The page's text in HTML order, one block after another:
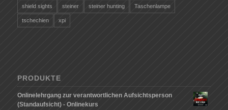
shield sights steiner steiner hunting Taschenlampe
tschechien xpi
PRODUKTE
Onlinelehrgang zur verantwortlichen Aufsichtsperson
(Standaufsicht) - Onlinekurs